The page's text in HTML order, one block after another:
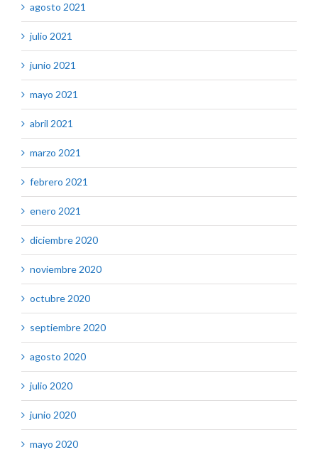
agosto 2021
julio 2021
junio 2021
mayo 2021
abril 2021
marzo 2021
febrero 2021
enero 2021
diciembre 2020
noviembre 2020
octubre 2020
septiembre 2020
agosto 2020
julio 2020
junio 2020
mayo 2020